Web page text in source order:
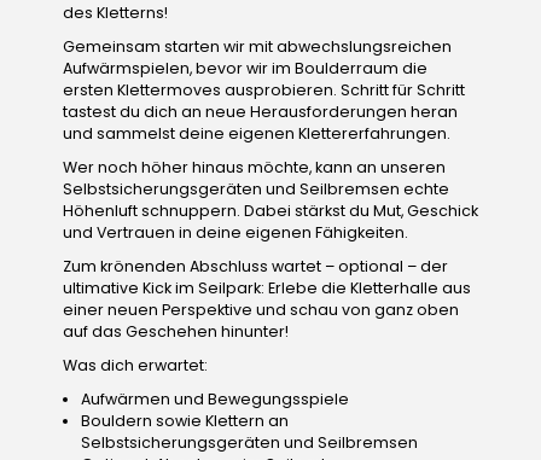
des Kletterns!
Gemeinsam starten wir mit abwechslungsreichen
Aufwärmspielen, bevor wir im Boulderraum die
ersten Klettermoves ausprobieren. Schritt für Schritt
tastest du dich an neue Herausforderungen heran
und sammelst deine eigenen Klettererfahrungen.
Wer noch höher hinaus möchte, kann an unseren
Selbstsicherungsgeräten und Seilbremsen echte
Höhenluft schnuppern. Dabei stärkst du Mut, Geschick
und Vertrauen in deine eigenen Fähigkeiten.
Zum krönenden Abschluss wartet – optional – der
ultimative Kick im Seilpark: Erlebe die Kletterhalle aus
einer neuen Perspektive und schau von ganz oben
auf das Geschehen hinunter!
Was dich erwartet:
Aufwärmen und Bewegungsspiele
Bouldern sowie Klettern an
Selbstsicherungsgeräten und Seilbremsen